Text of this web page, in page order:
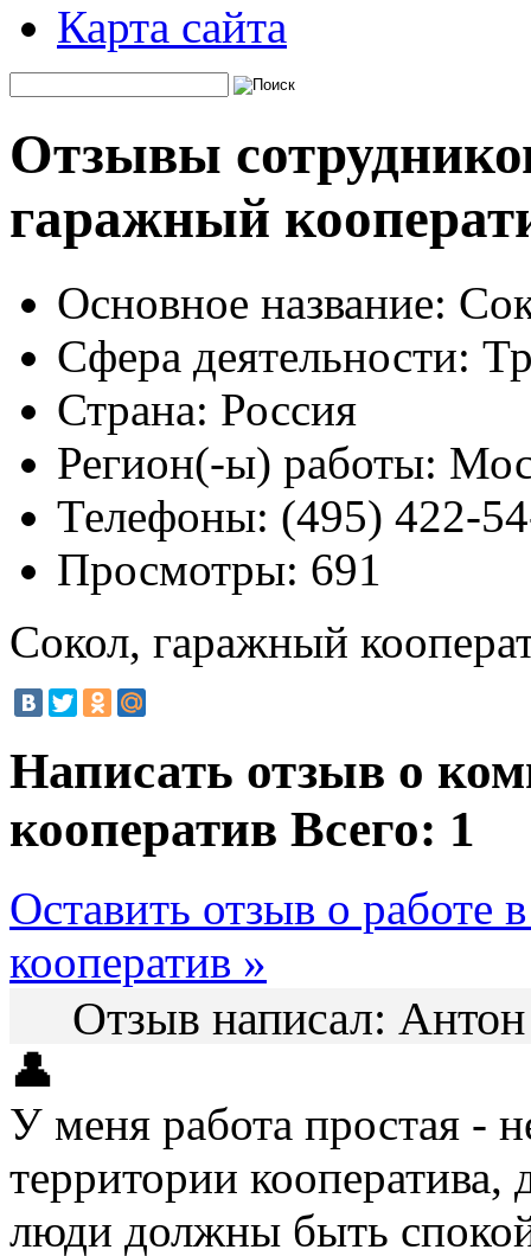
Карта сайта
Отзывы
гаражный
Основное название:
Сфера деятельности:
Страна: Россия
Регион(-ы) работы:
Телефоны: (495) 422-
Просмотры: 691
Сокол, гаражный
Написать отзыв о
кооператив Всего: 1
Оставить отзыв о
кооператив »
Отзыв написал:
👤
У меня работа простая -
территории кооператива,
люди должны быть